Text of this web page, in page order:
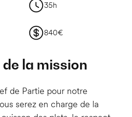
35h
840€
la mission
de Partie pour notre
serez en charge de la